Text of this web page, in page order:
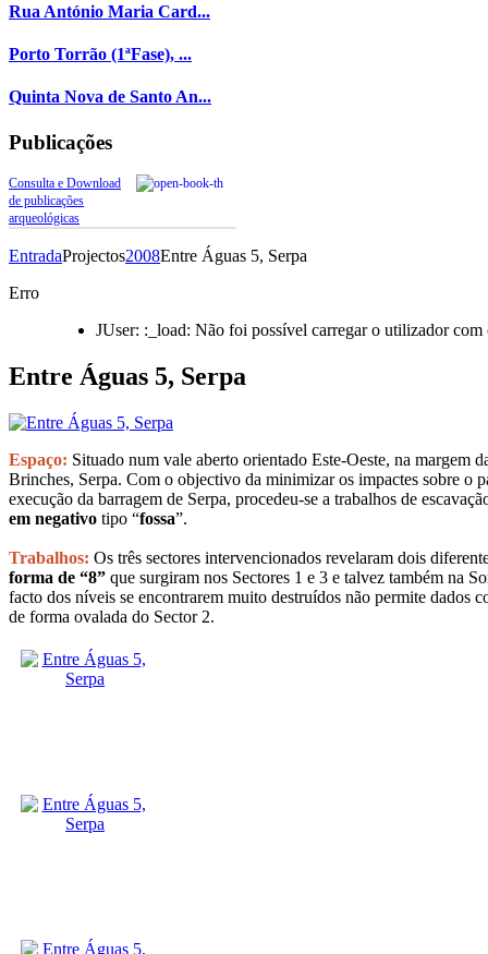
Rua António Maria Card...
Porto Torrão (1ªFase), ...
Quinta Nova de Santo An...
Publicações
Consulta e Download
de publicações
arqueológicas
EntradaProjectos2008Entre Águas 5, Serpa
Erro
JUser: :_load: Não foi possível carregar o utilizador
Entre Águas 5, Serpa
Espaço: Situado num vale aberto orientado Este-Oeste, na margem
Brinches, Serpa. Com o objectivo da minimizar os impactes sobre o
execução da barragem de Serpa, procedeu-se a trabalhos de
em negativo tipo “fossa”.
Trabalhos: Os três sectores intervencionados revelaram dois
forma de “8” que surgiram nos Sectores 1 e 3 e talvez também na
facto dos níveis se encontrarem muito destruídos não permite dados
de forma ovalada do Sector 2.